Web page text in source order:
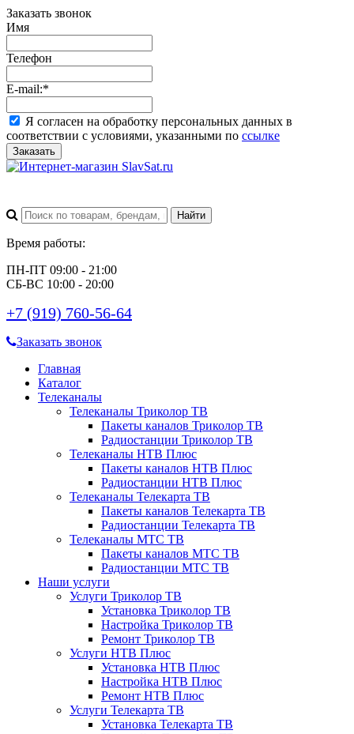
Заказать звонок
Имя
Телефон
E-mail:*
Я согласен на обработку персональных данных в
соответствии с условиями, указанными по ссылке
Заказать
Время работы:
ПН-ПТ 09:00 - 21:00
СБ-ВС 10:00 - 20:00
+7 (919) 760-56-64
Заказать звонок
Главная
Каталог
Телеканалы
Телеканалы Триколор ТВ
Пакеты каналов Триколор ТВ
Радиостанции Триколор ТВ
Телеканалы НТВ Плюс
Пакеты каналов НТВ Плюс
Радиостанции НТВ Плюс
Телеканалы Телекарта ТВ
Пакеты каналов Телекарта ТВ
Радиостанции Телекарта ТВ
Телеканалы МТС ТВ
Пакеты каналов МТС ТВ
Радиостанции МТС ТВ
Наши услуги
Услуги Триколор ТВ
Установка Триколор ТВ
Настройка Триколор ТВ
Ремонт Триколор ТВ
Услуги НТВ Плюс
Установка НТВ Плюс
Настройка НТВ Плюс
Ремонт НТВ Плюс
Услуги Телекарта ТВ
Установка Телекарта ТВ